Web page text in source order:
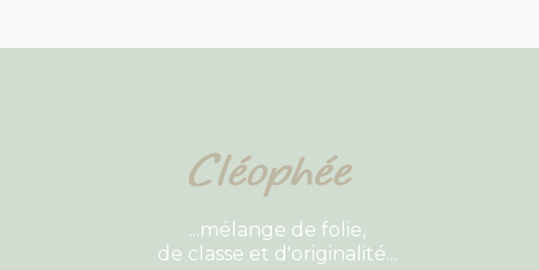
...mélange de folie,
de classe et d'originalité...